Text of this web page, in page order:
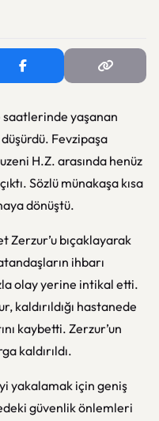
saatlerinde yaşanan
Fevzipaşa
H.Z. arasında henüz
Sözlü münakaşa kısa
dönüştü.
Zerzur’u bıçaklayarak
ihbarı
olay yerine intikal etti.
kaldırıldığı hastanede
kaybetti. Zerzur’un
kaldırıldı.
yakalamak için geniş
güvenlik önlemleri